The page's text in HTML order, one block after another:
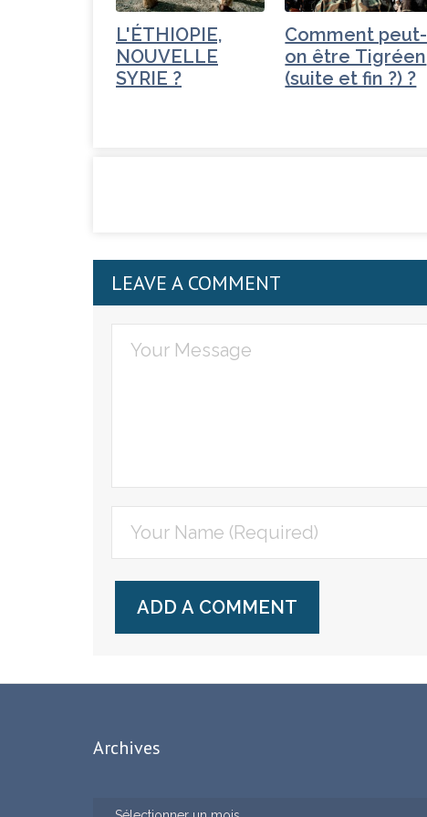
L'ÉTHIOPIE,
NOUVELLE
SYRIE ?
Comment peut-
on être Tigréen
(suite et fin ?) ?
LEAVE A COMMENT
Archives